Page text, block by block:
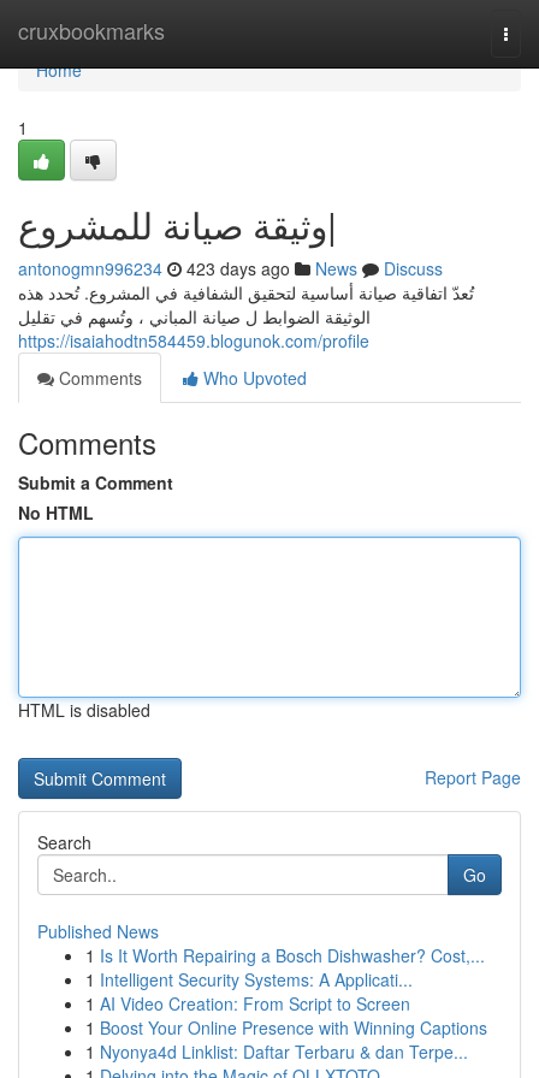
cruxbookmarks
Home
Home
1
وثيقة صيانة للمشروع|
antonogmn996234 423 days ago News
Discuss
تُعدّ اتفاقية صيانة أساسية لتحقيق الشفافية في المشروع. تُحدد هذه
الوثيقة الضوابط ل صيانة المباني ، وتُسهم في تقليل
https://isaiahodtn584459.blogunok.com/profile
Comments
Who Upvoted
Comments
Submit a Comment
No HTML
HTML is disabled
Report Page
Search
Go
Published News
1 Is It Worth Repairing a Bosch Dishwasher? Cost,...
1 Intelligent Security Systems: A Applicati...
1 AI Video Creation: From Script to Screen
1 Boost Your Online Presence with Winning Captions
1 Nyonya4d Linklist: Daftar Terbaru & dan Terpe...